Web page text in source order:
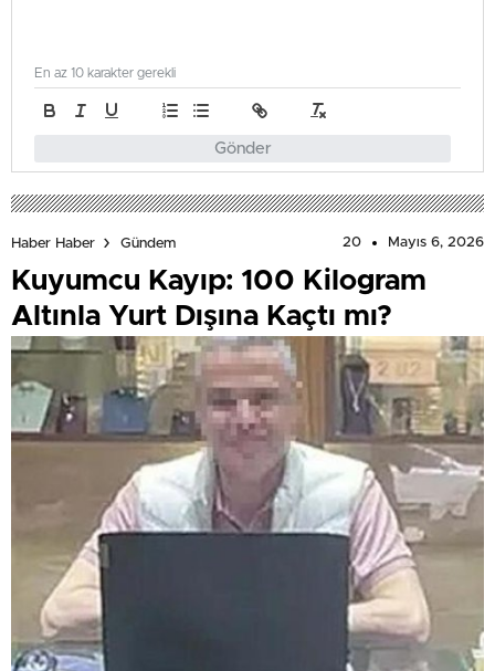
Gönder
En az 10 karakter gerekli
Haber Haber Gündem 20 Mayıs 6, 2026
Kuyumcu Kayıp: 100 Kilogram
Altınla Yurt Dışına Kaçtı mı?